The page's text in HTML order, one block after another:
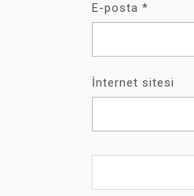
E-posta *
İnternet sitesi